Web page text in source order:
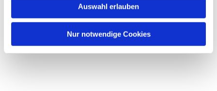
Auswahl erlauben
Nur notwendige Cookies